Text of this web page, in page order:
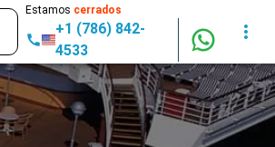
Estamos cerrados
+1 (786) 842-
4533